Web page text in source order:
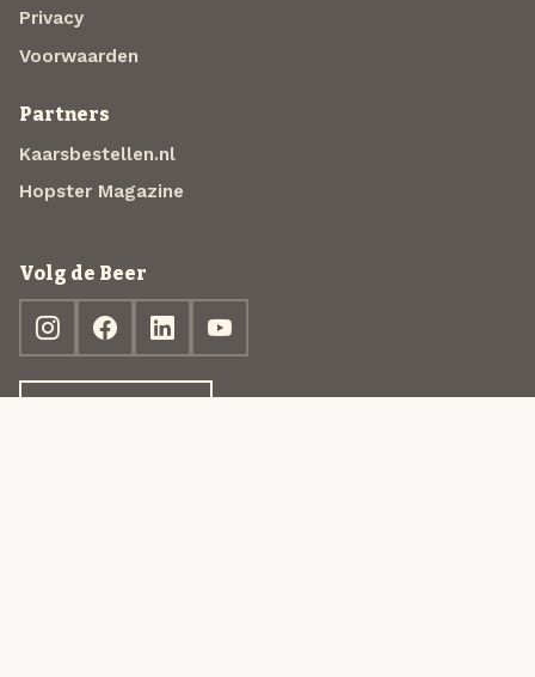
Privacy
Voorwaarden
Partners
Kaarsbestellen.nl
Hopster Magazine
Volg de Beer